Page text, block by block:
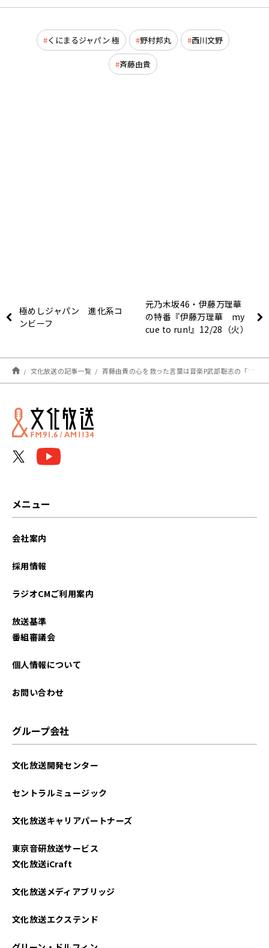
くにまるジャパン 極 野村邦丸 西川文野
斉藤由貴
極めしジャパン 進化系コ
ンビーフ
元乃木坂46・伊藤万理華
の特番『伊藤万理華 my
cue to run!』12/28（火）
文化放送の記事一覧 斉藤由貴の心を救った言葉は音楽P武部聡志の「究極の？？」～12月15日「くにまるジャパン極」
メニュー
会社案内
採用情報
ラジオCMご利用案内
放送基準
番組審議会
個人情報について
お問い合わせ
グループ会社
文化放送開発センター
セントラルミュージック
文化放送キャリアパートナーズ
東京音研放送サービス
文化放送iCraft
文化放送メディアブリッジ
文化放送エクステンド